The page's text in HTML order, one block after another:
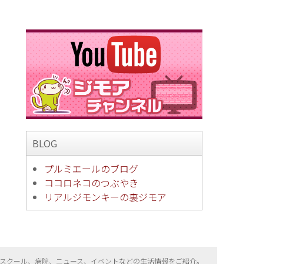
BLOG
プルミエールのブログ
ココロネコのつぶやき
リアルジモンキーの裏ジモア
スクール、病院、ニュース、イベントなどの生活情報をご紹介。